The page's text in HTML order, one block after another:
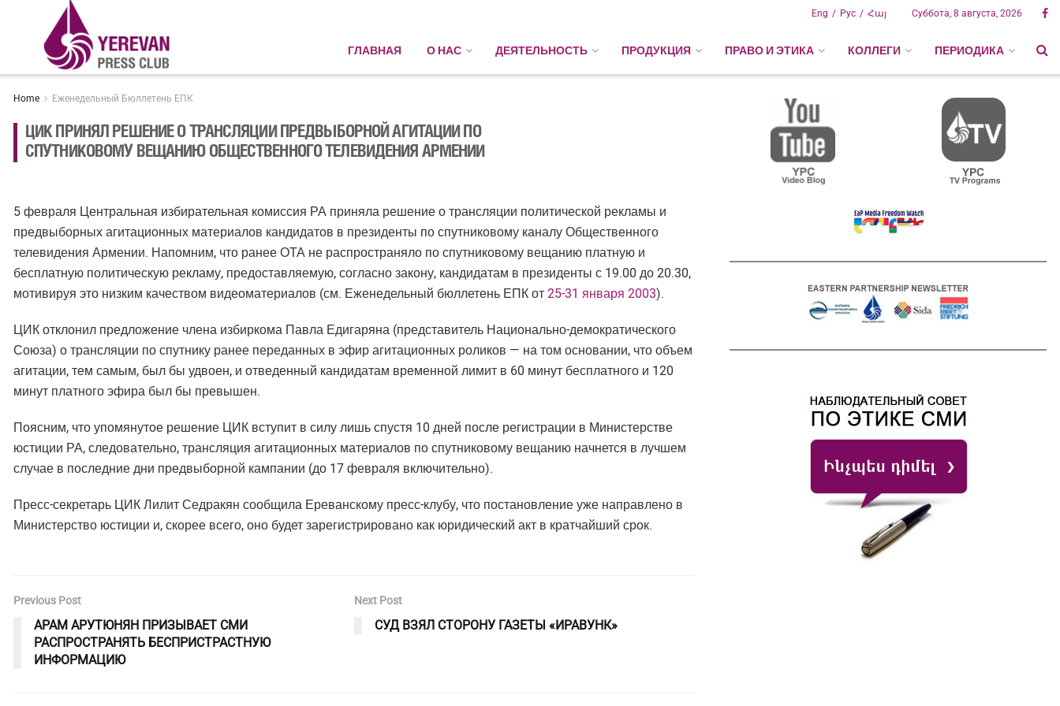
Рус Հայ
Eng Суббота, 8 августа, 2026
ГЛАВНАЯ О НАС ДЕЯТЕЛЬНОСТЬ ПРОДУКЦИЯ ПРАВО И ЭТИКА КОЛЛЕГИ ПЕРИОДИКА
Home Еженедельный Бюллетень ЕПК
ЦИК ПРИНЯЛ РЕШЕНИЕ О ТРАНСЛЯЦИИ ПРЕДВЫБОРНОЙ АГИТАЦИИ ПО
СПУТНИКОВОМУ ВЕЩАНИЮ ОБЩЕСТВЕННОГО ТЕЛЕВИДЕНИЯ АРМЕНИИ
5 февраля Центральная избирательная комиссия РА приняла решение о трансляции политической рекламы и
предвыборных агитационных материалов кандидатов в президенты по спутниковому каналу Общественного
телевидения Армении. Напомним, что ранее ОТА не распространяло по спутниковому вещанию платную и
бесплатную политическую рекламу, предоставляемую, согласно закону, кандидатам в президенты с 19.00 до 20.30,
мотивируя это низким качеством видеоматериалов (см. Еженедельный бюллетень ЕПК от 25-31 января 2003).
ЦИК отклонил предложение члена избиркома Павла Едигаряна (представитель Национально-демократического
Союза) о трансляции по спутнику ранее переданных в эфир агитационных роликов — на том основании, что объем
агитации, тем самым, был бы удвоен, и отведенный кандидатам временной лимит в 60 минут бесплатного и 120
минут платного эфира был бы превышен.
Поясним, что упомянутое решение ЦИК вступит в силу лишь спустя 10 дней после регистрации в Министерстве
юстиции РА, следовательно, трансляция агитационных материалов по спутниковому вещанию начнется в лучшем
случае в последние дни предвыборной кампании (до 17 февраля включительно).
Пресс-секретарь ЦИК Лилит Седракян сообщила Ереванскому пресс-клубу, что постановление уже направлено в
Министерство юстиции и, скорее всего, оно будет зарегистрировано как юридический акт в кратчайший срок.
Previous Post
АРАМ АРУТЮНЯН ПРИЗЫВАЕТ СМИ
РАСПРОСТРАНЯТЬ БЕСПРИСТРАСТНУЮ
ИНФОРМАЦИЮ
Next Post
СУД ВЗЯЛ СТОРОНУ ГАЗЕТЫ «ИРАВУНК»